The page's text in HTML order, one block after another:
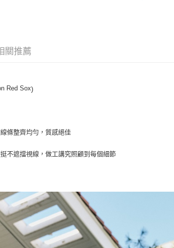
關推薦
Red Sox)
條整齊均勻，質感絕佳
不遮擋視線，做工講究照顧到每個細節